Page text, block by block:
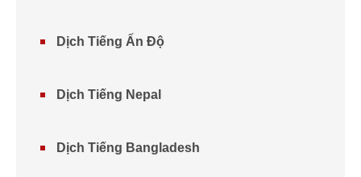
Dịch Tiếng Ấn Độ
Dịch Tiếng Nepal
Dịch Tiếng Bangladesh